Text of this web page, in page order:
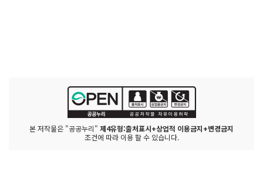
본 저작물은 "공공누리" 제4유형:출처표시+상업적 이용금지+변경금지
조건에 따라 이용 할 수 있습니다.